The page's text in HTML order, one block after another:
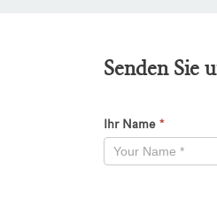
Senden Sie
-
Ihr Name *